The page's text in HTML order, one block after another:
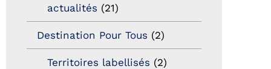
actualités (21)
Destination Pour Tous (2)
Territoires labellisés (2)